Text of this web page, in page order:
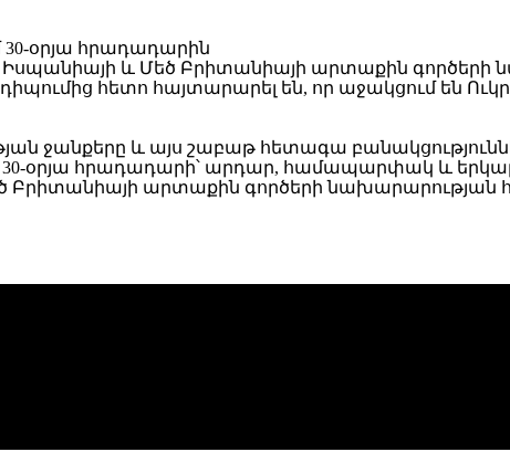
Իսպանիայի և Մեծ Բրիտանիայի արտաքին
հետո հայտարարել են, որ աջակցում են
ջանքերը և այս շաբաթ հետագա
օրյա հրադադարի՝ արդար, համապարփակ և
Բրիտանիայի արտաքին գործերի նախարարության